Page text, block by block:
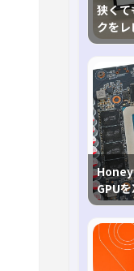
狭くて
クを
GPUを